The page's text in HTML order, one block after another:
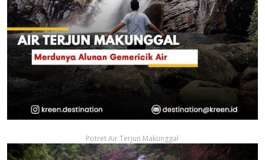
Potret Air Terjun Makunggal